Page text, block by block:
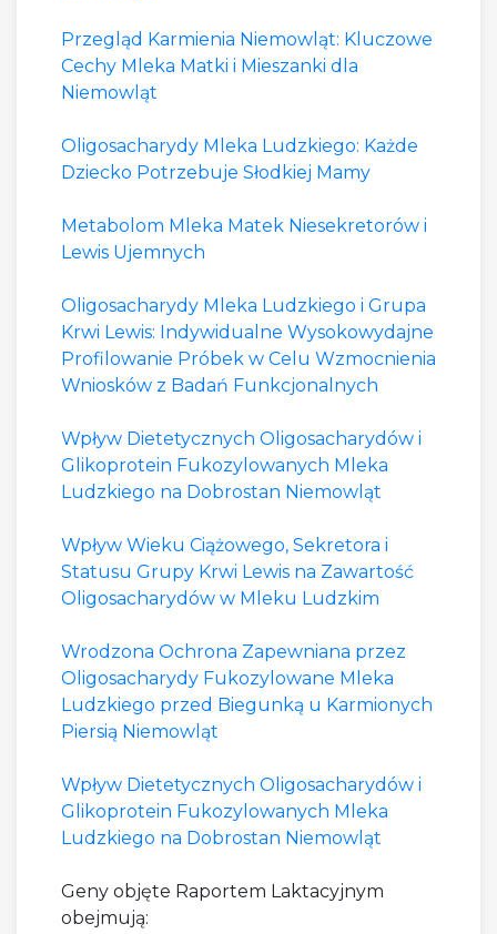
Przegląd Karmienia Niemowląt: Kluczowe
Cechy Mleka Matki i Mieszanki dla
Niemowląt
Oligosacharydy Mleka Ludzkiego: Każde
Dziecko Potrzebuje Słodkiej Mamy
Metabolom Mleka Matek Niesekretorów i
Lewis Ujemnych
Oligosacharydy Mleka Ludzkiego i Grupa
Krwi Lewis: Indywidualne Wysokowydajne
Profilowanie Próbek w Celu Wzmocnienia
Wniosków z Badań Funkcjonalnych
Wpływ Dietetycznych Oligosacharydów i
Glikoprotein Fukozylowanych Mleka
Ludzkiego na Dobrostan Niemowląt
Wpływ Wieku Ciążowego, Sekretora i
Statusu Grupy Krwi Lewis na Zawartość
Oligosacharydów w Mleku Ludzkim
Wrodzona Ochrona Zapewniana przez
Oligosacharydy Fukozylowane Mleka
Ludzkiego przed Biegunką u Karmionych
Piersią Niemowląt
Wpływ Dietetycznych Oligosacharydów i
Glikoprotein Fukozylowanych Mleka
Ludzkiego na Dobrostan Niemowląt
Geny objęte Raportem Laktacyjnym
obejmują: